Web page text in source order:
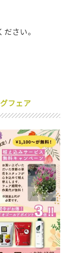
さい。
フェア